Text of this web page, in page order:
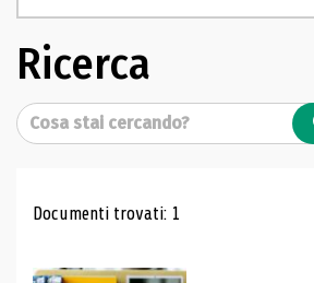
Ricerca
Cerca
Risultati di ricerca
Documenti trovati: 1